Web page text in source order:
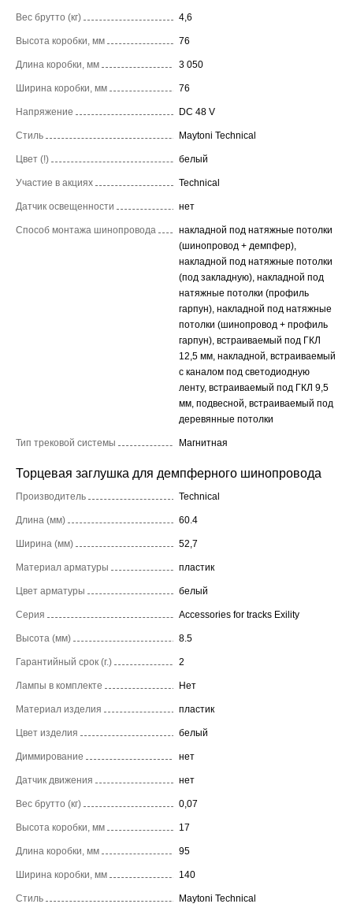
Вес брутто (кг) 4,6
Высота коробки, мм 76
Длина коробки, мм 3 050
Ширина коробки, мм 76
Напряжение DC 48 V
Стиль Maytoni Technical
Цвет (!) белый
Участие в акциях Technical
Датчик освещенности нет
Способ монтажа шинопровода
накладной под натяжные потолки
(шинопровод + демпфер),
накладной под натяжные потолки
(под закладную), накладной под
натяжные потолки (профиль
гарпун), накладной под натяжные
потолки (шинопровод + профиль
гарпун), встраиваемый под ГКЛ
12,5 мм, накладной, встраиваемый
с каналом под светодиодную
ленту, встраиваемый под ГКЛ 9,5
мм, подвесной, встраиваемый под
деревянные потолки
Тип трековой системы Магнитная
Торцевая заглушка для демпферного шинопровода
Производитель Technical
Длина (мм) 60.4
Ширина (мм) 52,7
Материал арматуры пластик
Цвет арматуры белый
Серия Accessories for tracks Exility
Высота (мм) 8.5
Гарантийный срок (г.) 2
Лампы в комплекте Нет
Материал изделия пластик
Цвет изделия белый
Диммирование нет
Датчик движения нет
Вес брутто (кг) 0,07
Высота коробки, мм 17
Длина коробки, мм 95
Ширина коробки, мм 140
Стиль Maytoni Technical